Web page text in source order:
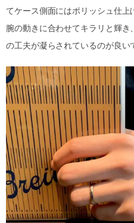
てケース側面にはポリッシュ仕上
腕の動きに合わせてキラリと輝
の工夫が凝らされているのが良い